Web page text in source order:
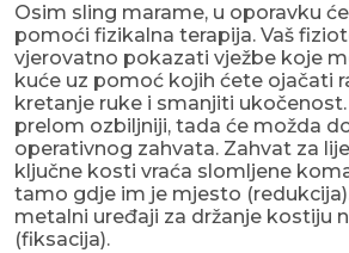
Osim sling marame, u oporavku
pomoći fizikalna terapija. Vaš
vjerovatno pokazati vježbe koje
kuće uz pomoć kojih ćete ojačati
kretanje ruke i smanjiti
prelom ozbiljniji, tada će možda
operativnog zahvata. Zahvat za
ključne kosti vraća slomljene
tamo gdje im je mjesto
metalni uređaji za držanje kostiju
(fiksacija).